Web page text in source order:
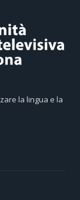
la lingua e la